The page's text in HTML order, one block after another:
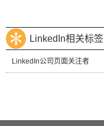
LinkedIn相关标签
LinkedIn公司页面关注者